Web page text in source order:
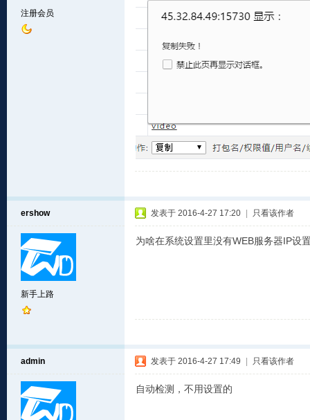
注册会员
ershow
新手上路
发表于 2016-4-27 17:20 只看该作者
为啥在系统设置里没有WEB服务器IP设
admin 发表于 2016-4-27 17:49 只看该作者
自动检测，不用设置的